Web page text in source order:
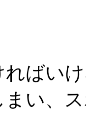
ばい
まい、